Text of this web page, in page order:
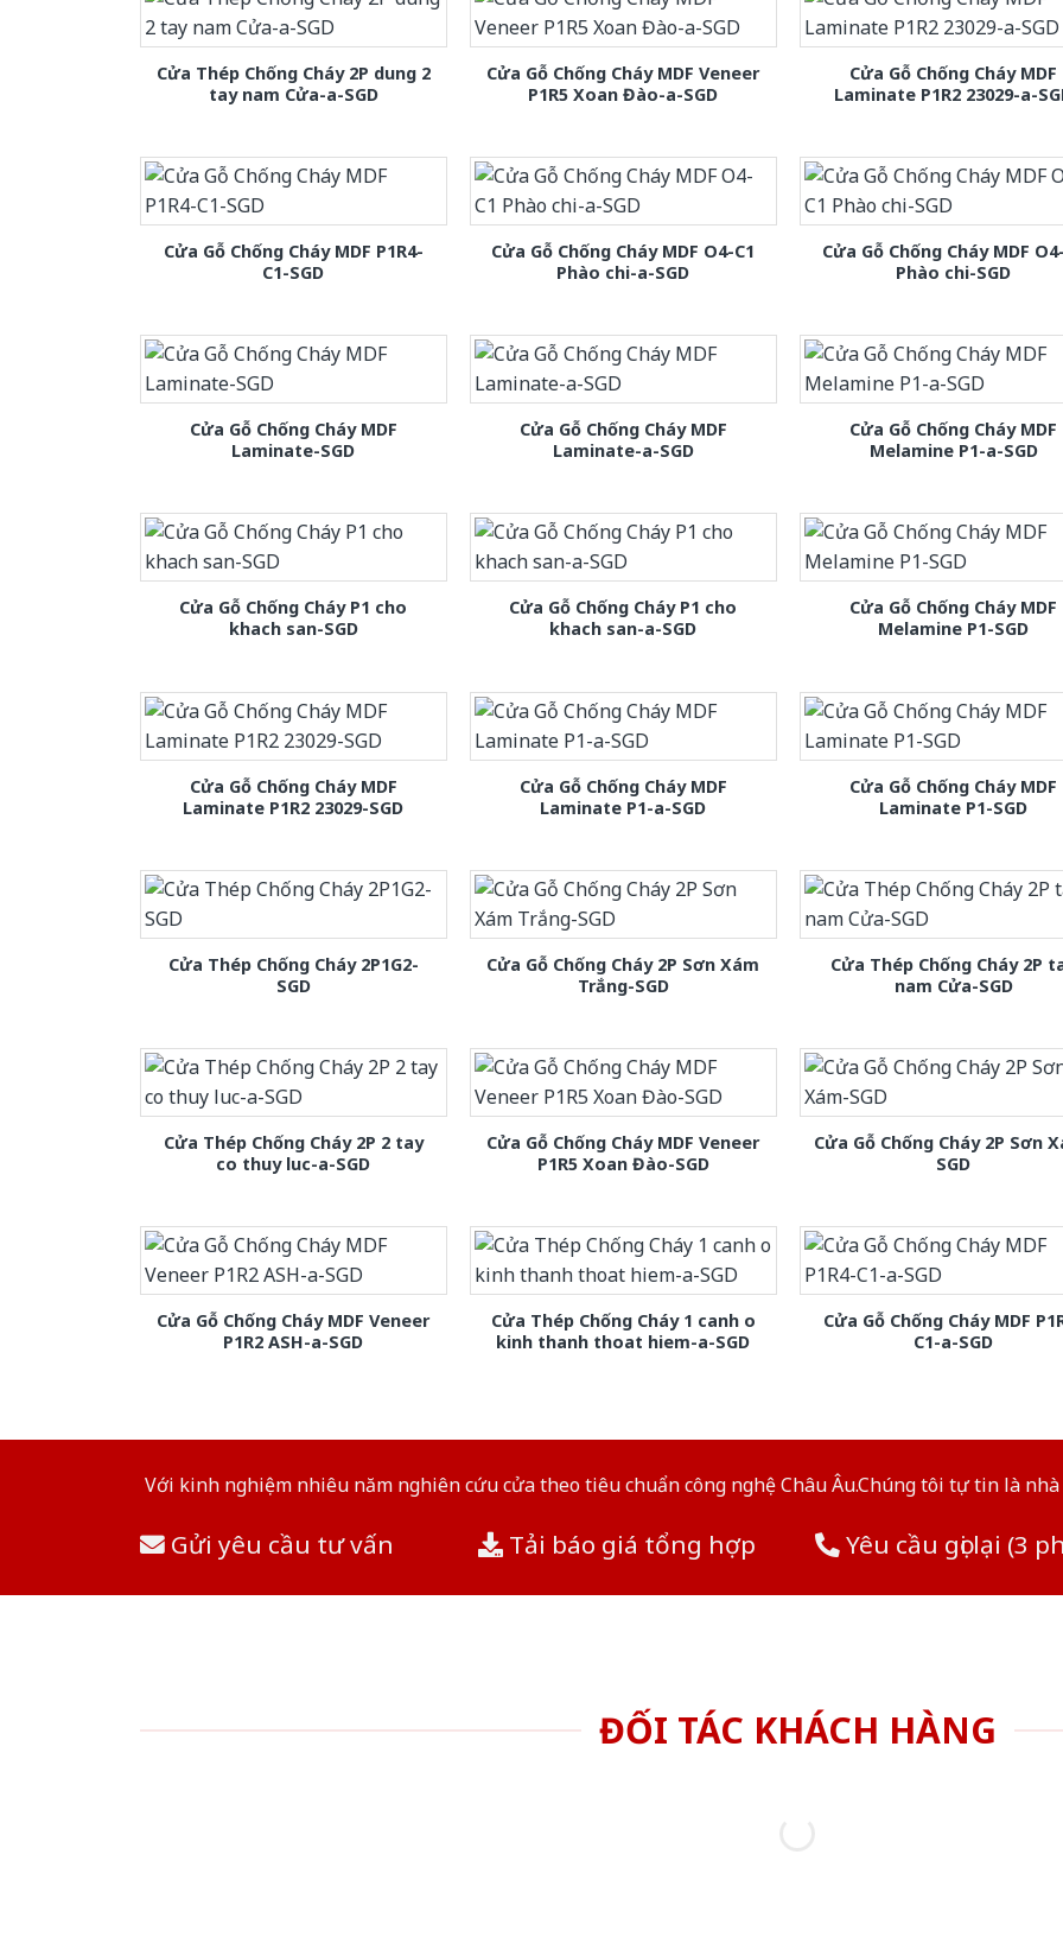
Cửa Thép Chống Cháy 2P dung 2
tay nam Cửa-a-SGD
Cửa Gỗ Chống Cháy MDF Veneer
P1R5 Xoan Đào-a-SGD
Cửa Gỗ Chống Cháy MDF
Laminate P1R2 23029-a-
Cửa Gỗ Chống Cháy MDF P1R4-
C1-SGD
Cửa Gỗ Chống Cháy MDF O4-C1
Phào chi-a-SGD
Cửa Gỗ Chống Cháy MDF
Phào chi-SGD
Cửa Gỗ Chống Cháy MDF
Laminate-SGD
Cửa Gỗ Chống Cháy MDF
Laminate-a-SGD
Cửa Gỗ Chống Cháy MDF
Melamine P1-a-SGD
Cửa Gỗ Chống Cháy P1 cho
khach san-SGD
Cửa Gỗ Chống Cháy P1 cho
khach san-a-SGD
Cửa Gỗ Chống Cháy MDF
Melamine P1-SGD
Cửa Gỗ Chống Cháy MDF
Laminate P1R2 23029-SGD
Cửa Gỗ Chống Cháy MDF
Laminate P1-a-SGD
Cửa Gỗ Chống Cháy MDF
Laminate P1-SGD
Cửa Thép Chống Cháy 2P1G2-
SGD
Cửa Gỗ Chống Cháy 2P Sơn Xám
Trắng-SGD
Cửa Thép Chống Cháy 2P
nam Cửa-SGD
Cửa Thép Chống Cháy 2P 2 tay
co thuy luc-a-SGD
Cửa Gỗ Chống Cháy MDF Veneer
P1R5 Xoan Đào-SGD
Cửa Gỗ Chống Cháy 2P Sơn
SGD
Cửa Gỗ Chống Cháy MDF Veneer
P1R2 ASH-a-SGD
Cửa Thép Chống Cháy 1 canh o
kinh thanh thoat hiem-a-SGD
Cửa Gỗ Chống Cháy MDF
C1-a-SGD
Với kinh nghiệm nhiêu năm nghiên cứu cửa theo tiêu chuẩn công nghệ Châu Âu.Chúng tôi tự tin là
Gửi yêu cầu tư vấn Tải báo giá tổng hợp Yêu cầu gọi lại (3
ĐỐI TÁC KHÁCH HÀNG